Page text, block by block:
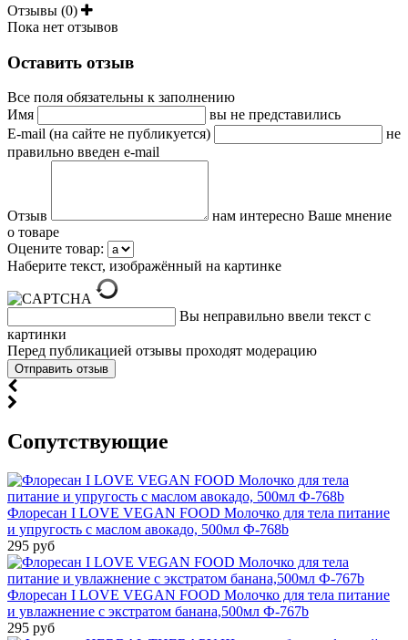
Отзывы (0)
Пока нет отзывов
Оставить отзыв
Все поля обязательны к заполнению
Имя
вы не представились
E-mail (на сайте не публикуется)
не
правильно введен e-mail
Отзыв
нам интересно Ваше мнение
о товаре
Оцените товар:
Наберите текст, изображённый на картинке
Вы неправильно ввели текст с
картинки
Перед публикацией отзывы проходят модерацию
Cопутствующие
Флоресан I LOVE VEGAN FOOD Молочко для тела питание
и упругость с маслом авокадо, 500мл Ф-768b
295 руб
Флоресан I LOVE VEGAN FOOD Молочко для тела питание
и увлажнение с экстратом банана,500мл Ф-767b
295 руб